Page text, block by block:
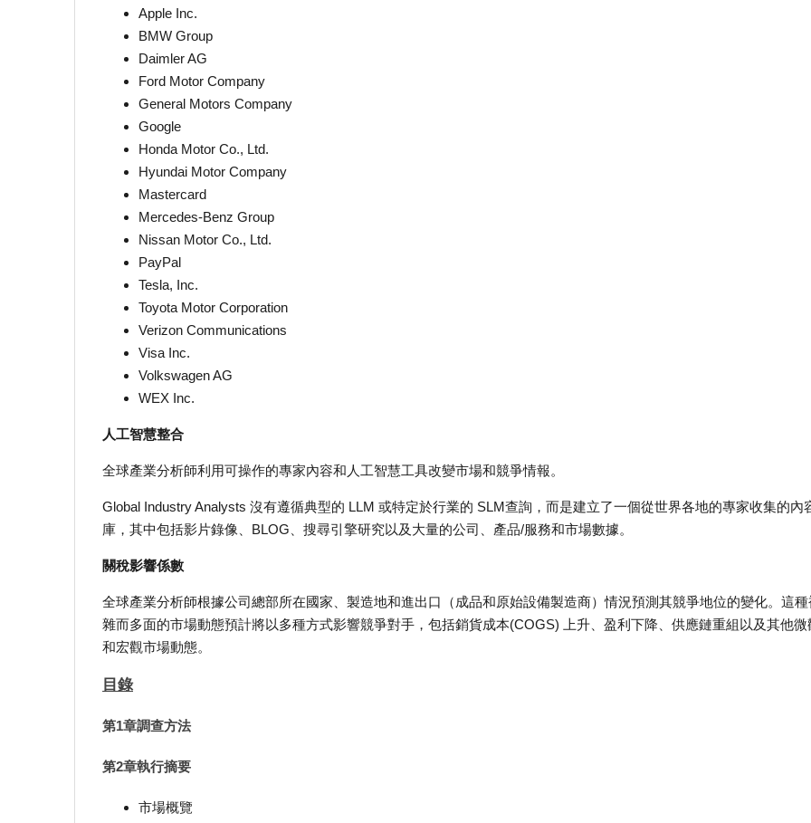
Apple Inc.
BMW Group
Daimler AG
Ford Motor Company
General Motors Company
Google
Honda Motor Co., Ltd.
Hyundai Motor Company
Mastercard
Mercedes-Benz Group
Nissan Motor Co., Ltd.
PayPal
Tesla, Inc.
Toyota Motor Corporation
Verizon Communications
Visa Inc.
Volkswagen AG
WEX Inc.
人工智慧整合
全球產業分析師利用可操作的專家內容和人工智慧工具改變市場和競爭情報。
Global Industry Analysts 沒有遵循典型的 LLM 或特定於行業的 SLM查詢，而是建立了一個從世界各地的專家收集的內
庫，其中包括影片錄像、BLOG、搜尋引擎研究以及大量的公司、產品/服務和市場數據。
關稅影響係數
全球產業分析師根據公司總部所在國家、製造地和進出口（成品和原始設備製造商）情況預測其競爭地位的變化。這種
雜而多面的市場動態預計將以多種方式影響競爭對手，包括銷貨成本(COGS) 上升、盈利下降、供應鏈重組以及其他微
和宏觀市場動態。
目錄
第1章調查方法
第2章執行摘要
市場概覽